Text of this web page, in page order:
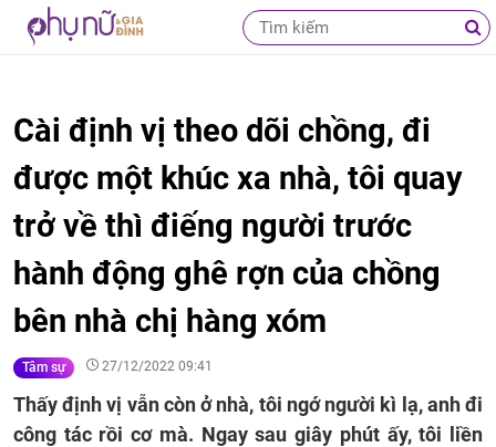
Cài định vị theo dõi chồng, đi
được một khúc xa nhà, tôi quay
trở về thì điếng người trước
hành động ghê rợn của chồng
bên nhà chị hàng xóm
Tâm sự 27/12/2022 09:41
Thấy định vị vẫn còn ở nhà, tôi ngớ người kì lạ, anh đi
công tác rồi cơ mà. Ngay sau giây phút ấy, tôi liền